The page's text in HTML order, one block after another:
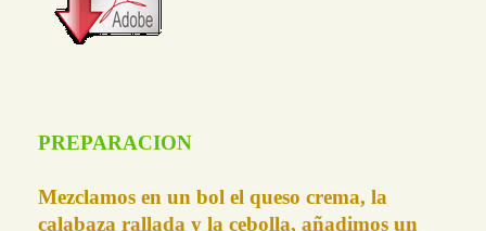
PREPARACION
Mezclamos en un bol el queso crema, la
calabaza rallada y la cebolla, añadimos un